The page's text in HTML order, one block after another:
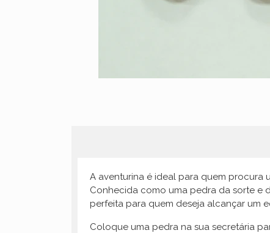
A aventurina é ideal para quem procura
Conhecida como uma pedra da sorte e
perfeita para quem deseja alcançar um
Coloque uma pedra na sua secretária